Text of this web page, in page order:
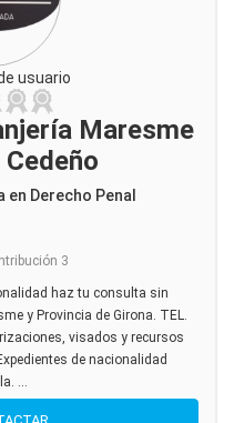
usuario
Maresme
Derecho Penal
3
haz tu consulta sin
y Provincia de Girona. TEL.
visados y recursos
de nacionalidad
...